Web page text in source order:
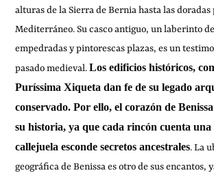
alturas de la Sierra de Bernia hasta las doradas
Mediterráneo. Su casco antiguo, un laberinto
empedradas y pintorescas plazas, es un
pasado medieval.Los edificios históricos,
Puríssima Xiqueta dan fe de su legado
conservado. Por ello, el corazón de
su historia, ya que cada rincón cuenta
callejuela esconde secretos ancestrales. La
geográfica de Benissa es otro de sus encantos,